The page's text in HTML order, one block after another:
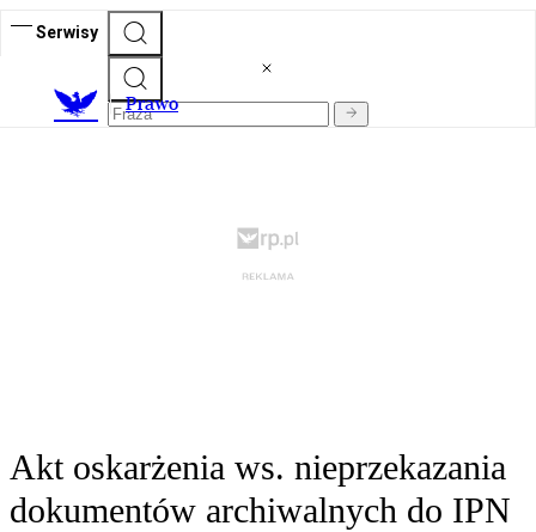
Serwisy
Prawo
Akt oskarżenia ws. nieprzekazania
dokumentów archiwalnych do IPN